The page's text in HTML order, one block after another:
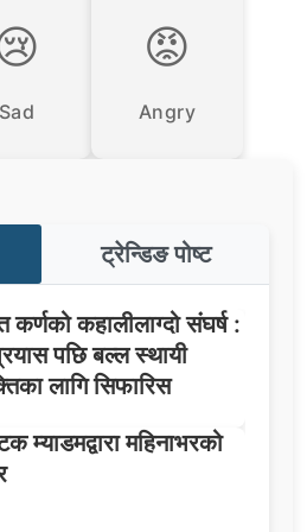
Sad
😡
Angry
ट्रेन्डिङ पोष्ट
कर्णको कहालीलाग्दो संघर्ष :
पछि बल्ल स्थायी
लागि सिफारिस
म्याडमद्वारा महिनाभरको